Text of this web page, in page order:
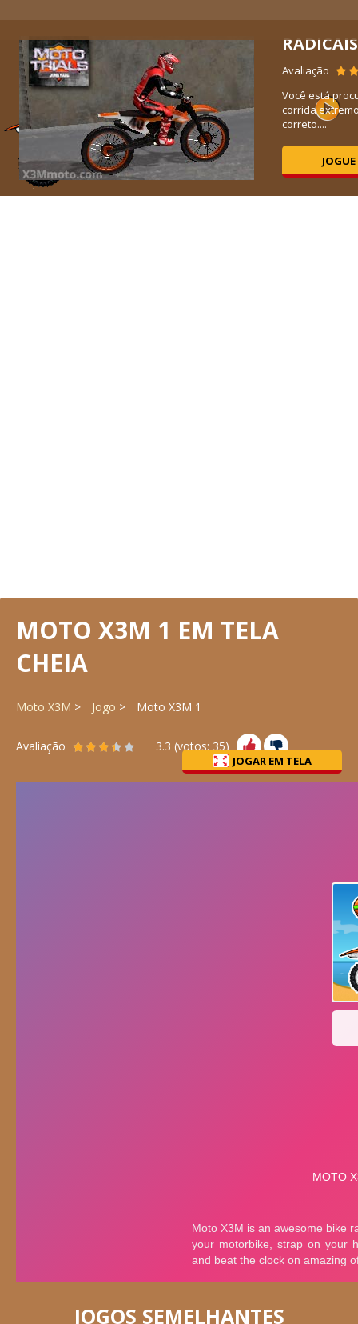
RADICAIS
Avaliação
Você está
corrida
correto....
MOTO X3M 1 EM TELA
CHEIA
Moto X3M Jogo Moto X3M 1
Avaliação 3.3 (votos:35)
JOGAR EM TELA
JOGOS SEMELHANTES